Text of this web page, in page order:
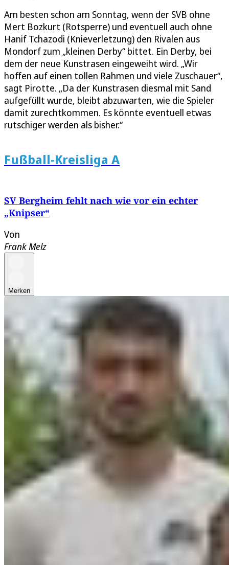
Am besten schon am Sonntag, wenn der SVB ohne
Mert Bozkurt (Rotsperre) und eventuell auch ohne
Hanif Tchazodi (Knieverletzung) den Rivalen aus
Mondorf zum „kleinen Derby“ bittet. Ein Derby, bei
dem der neue Kunstrasen eingeweiht wird. „Wir
hoffen auf einen tollen Rahmen und viele Zuschauer“,
sagt Pirotte. „Da der Kunstrasen diesmal mit Sand
aufgefüllt wurde, bleibt abzuwarten, wie die Spieler
damit zurechtkommen. Es könnte eventuell etwas
rutschiger werden als bisher.“
Fußball-Kreisliga A
SV Bergheim fehlt nach wie vor ein echter
„Knipser“
Von
Frank Melz
Merken